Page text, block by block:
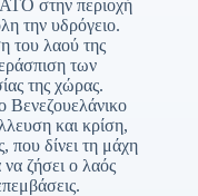
στην περιοχή
την υδρόγειο.
του λαού της
των
της χώρας.
Βενεζουελάνικο
και κρίση,
που δίνει τη μάχη
να ζήσει ο λαός